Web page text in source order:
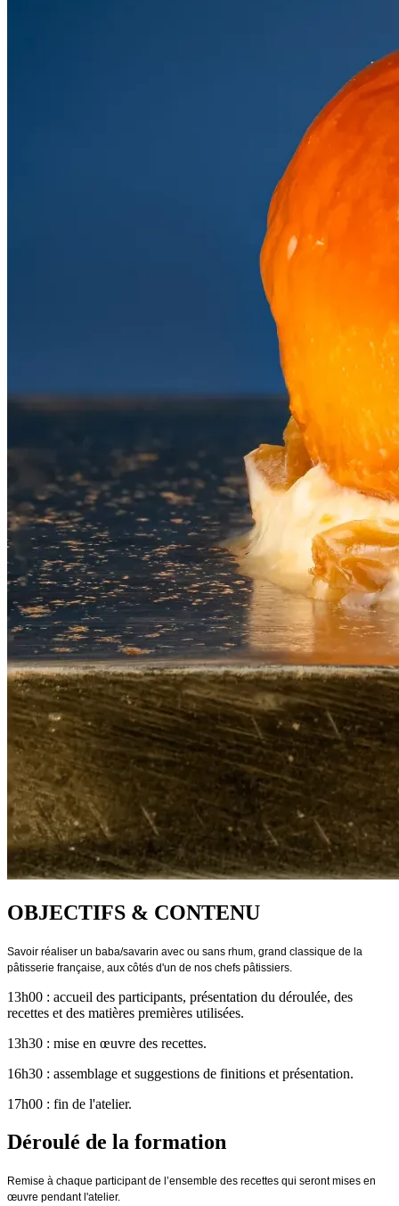
OBJECTIFS & CONTENU
Savoir réaliser un baba/savarin avec ou sans rhum, grand classique de la
pâtisserie française, aux côtés d'un de nos chefs pâtissiers.
13h00 : accueil des participants, présentation du déroulée, des
recettes et des matières premières utilisées.
13h30 : mise en œuvre des recettes.
16h30 : assemblage et suggestions de finitions et présentation.
17h00 : fin de l'atelier.
Déroulé de la formation
Remise à chaque participant de l’ensemble des recettes qui seront mises en
œuvre pendant l'atelier.